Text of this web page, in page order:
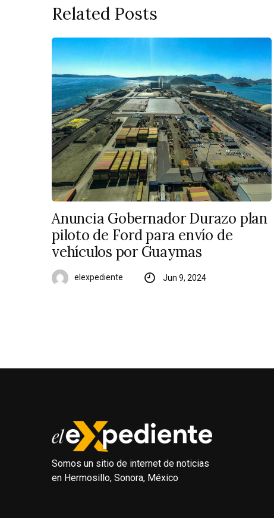
Related Posts
Anuncia Gobernador Durazo plan
piloto de Ford para envío de
vehículos por Guaymas
elexpediente Jun 9, 2024
Somos un sitio de internet de noticias
en Hermosillo, Sonora, México